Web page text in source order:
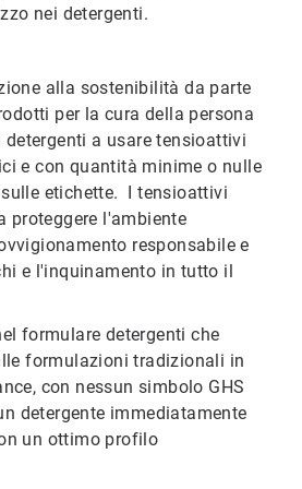
nei detergenti.
alla sostenibilità da parte
per la cura della persona
a usare tensioattivi
e con quantità minime o nulle
sulle etichette. I tensioattivi
proteggere l'ambiente
responsabile e
e l'inquinamento in tutto il
formulare detergenti che
formulazioni tradizionali in
con nessun simbolo GHS
detergente immediatamente
un ottimo profilo